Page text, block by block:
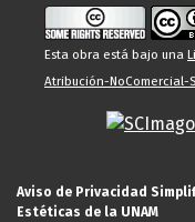
Esta obra está bajo una
Atribución-NoComercial-
Aviso de Privacidad
Estéticas de la UNAM